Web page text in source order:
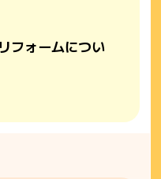
フォームについ